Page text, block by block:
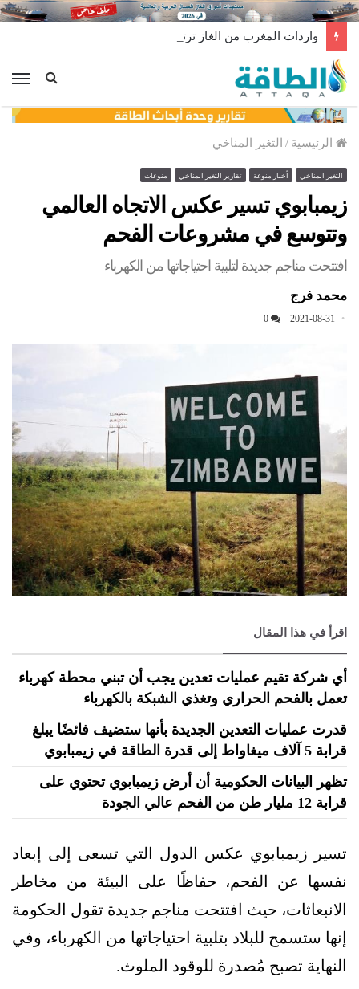
واردات المغرب من الغاز ترتفع 15% في شهر يوليو
الرئيسية / التغير المناخي
التغير المناخي أخبار منوعة تقارير التغير المناخي منوعات
زيمبابوي تسير عكس الاتجاه العالمي
وتتوسع في مشروعات الفحم
افتتحت مناجم جديدة لتلبية احتياجاتها من الكهرباء
محمد فرج
2021-08-31
0
اقرأ في هذا المقال
أي شركة تقيم عمليات تعدين يجب أن تبني محطة كهرباء
تعمل بالفحم الحراري وتغذي الشبكة بالكهرباء
قدرت عمليات التعدين الجديدة بأنها ستضيف فائضًا يبلغ
قرابة 5 آلاف ميغاواط إلى قدرة الطاقة في زيمبابوي
تظهر البيانات الحكومية أن أرض زيمبابوي تحتوي على
قرابة 12 مليار طن من الفحم عالي الجودة
تسير زيمبابوي عكس الدول التي تسعى إلى إبعاد
نفسها عن الفحم، حفاظًا على البيئة من مخاطر
الانبعاثات، حيث افتتحت مناجم جديدة تقول الحكومة
إنها ستسمح للبلاد بتلبية احتياجاتها من الكهرباء، وفي
النهاية تصبح مُصدرة للوقود الملوث.